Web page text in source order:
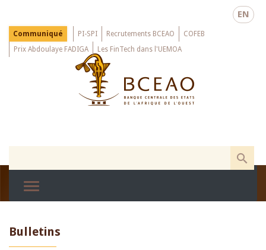
main
EN
Menu
Top
Communiqué PI-SPI Recrutements BCEAO
COFEB
Prix Abdoulaye FADIGA
Les FinTech dans l'UEMOA
Bulletins